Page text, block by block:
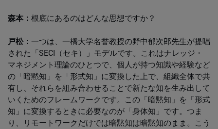
森本： 根底にあるのはどんな思想ですか？
戸松： 一つは、一橋大学名誉教授の野中郁次郎先生が提唱
された「SECI（セキ）」モデルです。これはナレッジ・
マネジメント理論のひとつで、個人が持つ知識や経験など
の「暗黙知」を「形式知」に変換した上で、組織全体で共
有し、それらを組み合わせることで新たな知を生み出して
いくためのフレームワークです。この「暗黙知」を「形式
知」に変換するときに必要なのが「身体知」です。つま
り、リモートワークだけでは暗黙知は暗黙知のまま。こう